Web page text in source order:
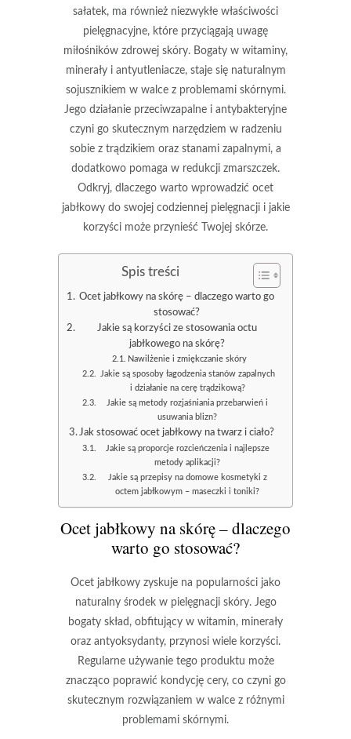
sałatek, ma również niezwykłe właściwości
pielęgnacyjne, które przyciągają uwagę
miłośników zdrowej skóry. Bogaty w witaminy,
minerały i antyutleniacze, staje się naturalnym
sojusznikiem w walce z problemami skórnymi.
Jego działanie przeciwzapalne i antybakteryjne
czyni go skutecznym narzędziem w radzeniu
sobie z trądzikiem oraz stanami zapalnymi, a
dodatkowo pomaga w redukcji zmarszczek.
Odkryj, dlaczego warto wprowadzić ocet
jabłkowy do swojej codziennej pielęgnacji i jakie
korzyści może przynieść Twojej skórze.
Spis treści
Ocet jabłkowy na skórę – dlaczego warto go
stosować?
Jakie są korzyści ze stosowania octu
jabłkowego na skórę?
Nawilżenie i zmiękczanie skóry
Jakie są sposoby łagodzenia stanów zapalnych
i działanie na cerę trądzikową?
Jakie są metody rozjaśniania przebarwień i
usuwania blizn?
Jak stosować ocet jabłkowy na twarz i ciało?
Jakie są proporcje rozcieńczenia i najlepsze
metody aplikacji?
Jakie są przepisy na domowe kosmetyki z
octem jabłkowym – maseczki i toniki?
Ocet jabłkowy na skórę – dlaczego
warto go stosować?
Ocet jabłkowy zyskuje na popularności jako
naturalny środek w pielęgnacji skóry. Jego
bogaty skład, obfitujący w witamin, minerały
oraz antyoksydanty, przynosi wiele korzyści.
Regularne używanie tego produktu może
znacząco poprawić kondycję cery, co czyni go
skutecznym rozwiązaniem w walce z różnymi
problemami skórnymi.